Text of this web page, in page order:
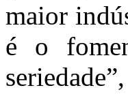
maior
é o